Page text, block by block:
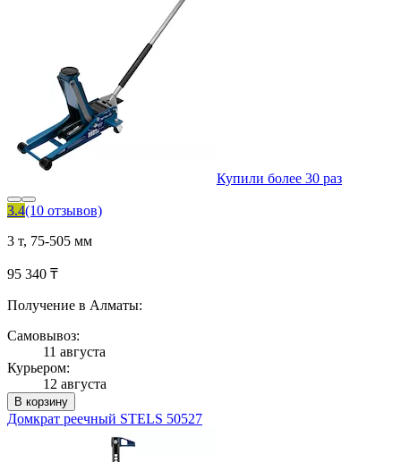
Купили более 30 раз
3.4(10 отзывов)
3 т, 75-505 мм
95 340 ₸
Получение в Алматы:
Самовывоз:
11 августа
Курьером:
12 августа
В корзину
Домкрат реечный STELS 50527